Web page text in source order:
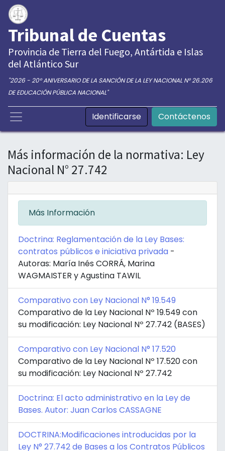
Tribunal de Cuentas
Provincia de Tierra del Fuego, Antártida e Islas
del Atlántico Sur
"2026 - 20° ANIVERSARIO DE LA SANCIÓN DE LA LEY NACIONAL N° 26.206
DE EDUCACIÓN PÚBLICA NACIONAL"
Identificarse Contáctenos
Más información de la normativa: Ley
Nacional N° 27.742
Más Información
Doctrina: Reglamentación de la Ley Bases:
contratos públicos e iniciativa privada -
Autoras: María Inés CORRÁ, Marina
WAGMAISTER y Agustina TAWIL
Comparativo con Ley Nacional N° 19.549
Comparativo de la Ley Nacional Nº 19.549 con
su modificación: Ley Nacional Nº 27.742 (BASES)
Comparativo con Ley Nacional N° 17.520
Comparativo de la Ley Nacional Nº 17.520 con
su modificación: Ley Nacional Nº 27.742
Doctrina: El acto administrativo en la Ley de
Bases. Autor: Juan Carlos CASSAGNE
DOCTRINA:Modificaciones introducidas por la
Ley N° 27.742 de Bases a los Contratos Públicos